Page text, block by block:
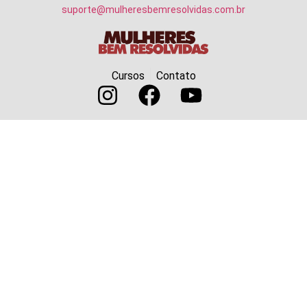
suporte@mulheresbemresolvidas.com.br
Cursos Contato